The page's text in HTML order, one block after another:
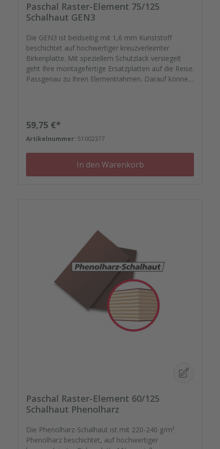
Paschal Raster-Element 75/125
Schalhaut GEN3
Die GEN3 ist beidseitig mit 1,6 mm Kunststoff
beschichtet auf hochwertiger kreuzverleimter
Birkenplatte. Mit speziellem Schutzlack versiegelt
geht Ihre montagefertige Ersatzplatten auf die Reise.
Passgenau zu Ihren Elementrahmen. Darauf können
Kunststoffeinsätzen bis zu Reparaturplättchen.
Regulärer Preis:
59,75 €*
Artikelnummer: 51002377
In den Warenkorb
Paschal Raster-Element 60/125
Schalhaut Phenolharz
Die Phenolharz-Schalhaut ist mit 220-240 g/m²
Phenolharz beschichtet, auf hochwertiger